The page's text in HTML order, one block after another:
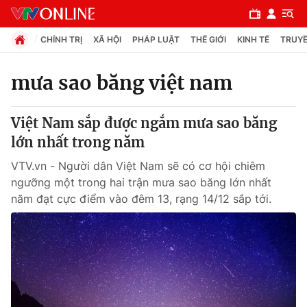
Chuyên mục
Chính trị
Xã hội
Pháp luật
Y tế
Thế giới
CHÍNH TRỊ XÃ HỘI PHÁP LUẬT THẾ GIỚI KINH TẾ
mưa sao băng việt nam
Việt Nam sắp được ngắm mưa sao băng
lớn nhất trong năm
VTV.vn - Người dân Việt Nam sẽ có cơ hội chiêm
ngưỡng một trong hai trận mưa sao băng lớn nhất
năm đạt cực điểm vào đêm 13, rạng 14/12 sắp tới.